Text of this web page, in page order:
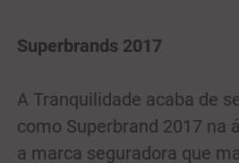
Superbrands 2017
A Tranquilidade acaba de
como Superbrand 2017 na
a marca seguradora que